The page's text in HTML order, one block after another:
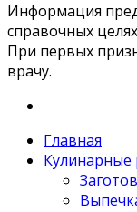
Информация
справочных
При первых
врачу.
Главная
Кулинарные